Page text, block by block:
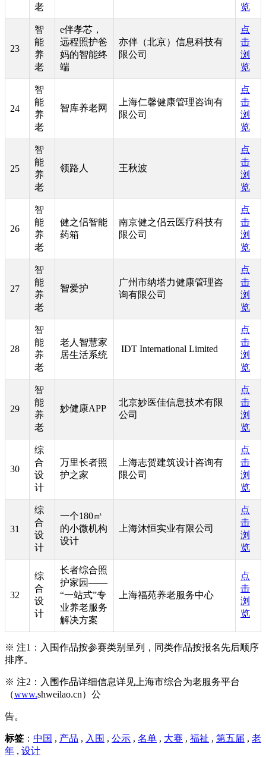
老
览
23
智
能
养
老
e伴孝芯，
远程照护爸
妈的智能终
端
亦伴（北京）信息科技有
限公司
点
击
浏
览
24
智
能
养
老
智库养老网
上海仁馨健康管理咨询有
限公司
点
击
浏
览
25
智
能
养
老
领路人 王秋波
点
击
浏
览
26
智
能
养
老
健之侣智能
药箱
南京健之侣云医疗科技有
限公司
点
击
浏
览
27
智
能
养
老
智爱护
广州市纳塔力健康管理咨
询有限公司
点
击
浏
览
28
智
能
养
老
老人智慧家
居生活系统
IDT International Limited
点
击
浏
览
29
智
能
养
老
妙健康APP
北京妙医佳信息技术有限
公司
点
击
浏
览
30
综
合
设
计
万里长者照
护之家
上海志贺建筑设计咨询有
限公司
点
击
浏
览
31
综
合
设
计
一个180㎡
的小微机构
设计
上海沐恒实业有限公司
点
击
浏
览
32
综
合
设
计
长者综合照
护家园——
“一站式”专
业养老服务
解决方案
上海福苑养老服务中心
点
击
浏
览
※ 注1：入围作品按参赛类别呈列，同类作品按报名先后顺序
排序。
※ 注2：入围作品详细信息详见上海市综合为老服务平台
（www.shweilao.cn）公
告。
标签 ： 中国 , 产品 , 入围 , 公示 , 名单 , 大赛 , 福祉 , 第五届 , 老
年 , 设计